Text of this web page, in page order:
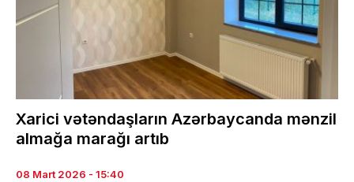
Xarici vətəndaşların Azərbaycanda mənzil
almağa marağı artıb
08 Mart 2026 - 15:40